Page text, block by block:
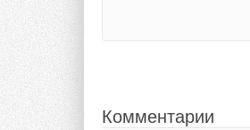
Комментарии